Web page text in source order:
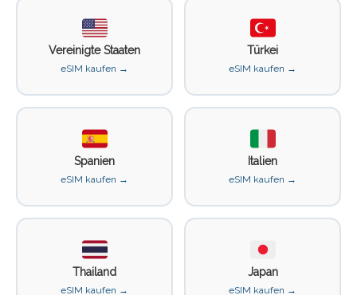
Vereinigte Staaten
eSIM kaufen →
Türkei
eSIM kaufen →
Spanien
eSIM kaufen →
Italien
eSIM kaufen →
Thailand
eSIM kaufen →
Japan
eSIM kaufen →